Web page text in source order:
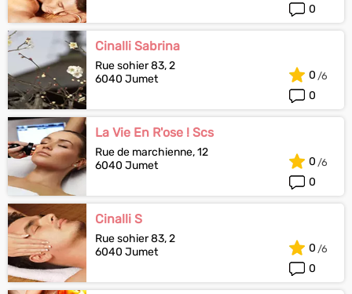
0
Cinalli Sabrina
Rue sohier 83, 2
6040 Jumet
0
0
La Vie En R'ose ! Scs
Rue de marchienne, 12
6040 Jumet
0
0
Cinalli S
Rue sohier 83, 2
6040 Jumet
0
0